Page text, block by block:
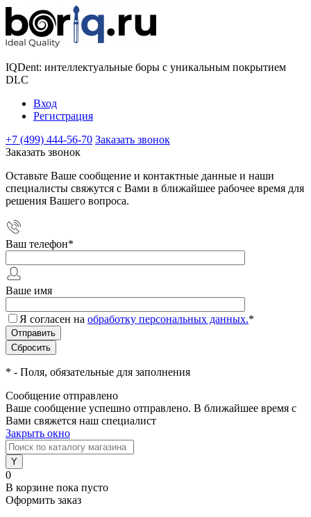
IQDent: интеллектуальные боры с уникальным покрытием
DLC
Вход
Регистрация
+7 (499) 444-56-70 Заказать звонок
Заказать звонок
Оставьте Ваше сообщение и контактные данные и наши
специалисты свяжутся с Вами в ближайшее рабочее время для
решения Вашего вопроса.
Ваш телефон*
Ваше имя
Я согласен на обработку персональных данных.*
* - Поля, обязательные для заполнения
Сообщение отправлено
Ваше сообщение успешно отправлено. В ближайшее время с
Вами свяжется наш специалист
Закрыть окно
0
В корзине пока пусто
Оформить заказ